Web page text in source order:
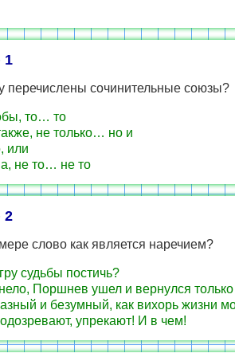
1
перечислены сочинительные союзы?
то… то
не только… но и
или
не то… не то
2
слово как является наречием?
судьбы постичь?
Поршнев ушел и вернулся
и безумный, как вихорь жизни
упрекают! И в чем!